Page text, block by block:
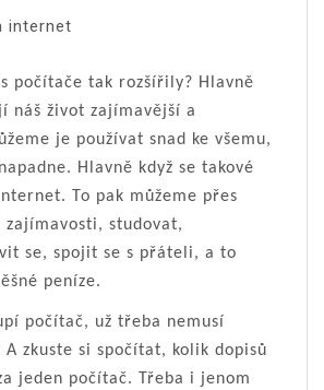
počítače tak rozšířily? Hlavně
náš život zajímavější a
je používat snad ke všemu,
Hlavně když se takové
To pak můžeme přes
studovat,
se, spojit se s přáteli, a to
peníze.
počítač, už třeba nemusí
A zkuste si spočítat, kolik dopisů
jeden počítač. Třeba i jenom